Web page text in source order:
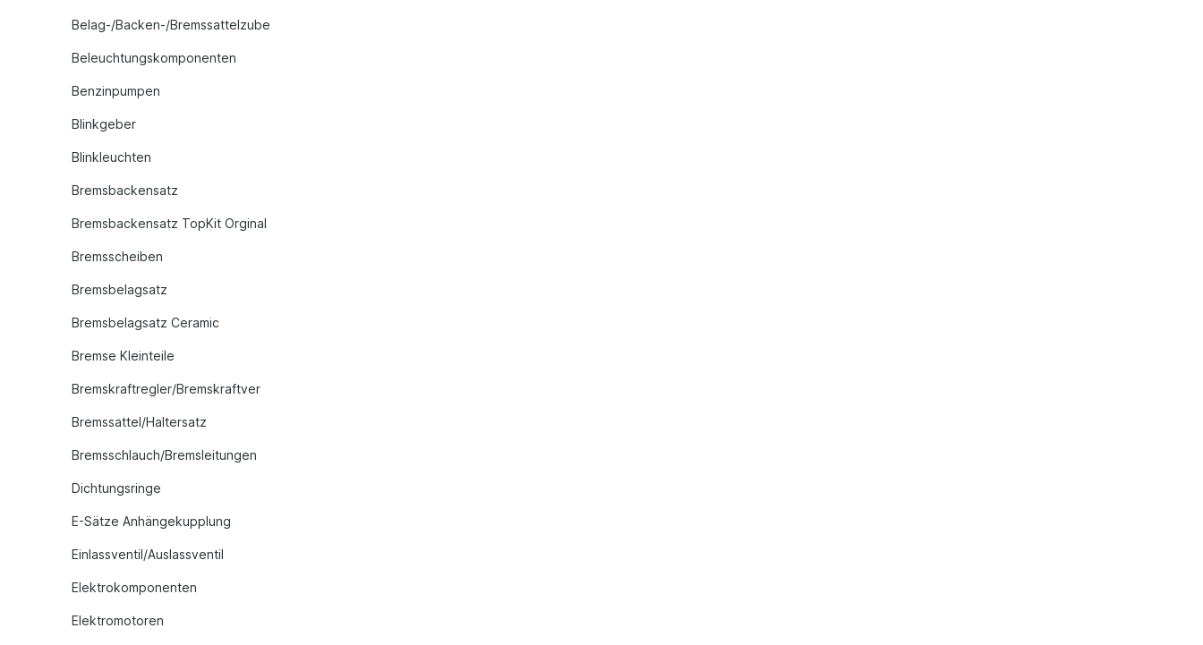
Belag-/Backen-/Bremssattelzube
Beleuchtungskomponenten
Benzinpumpen
Blinkgeber
Blinkleuchten
Bremsbackensatz
Bremsbackensatz TopKit Orginal
Bremsscheiben
Bremsbelagsatz
Bremsbelagsatz Ceramic
Bremse Kleinteile
Bremskraftregler/Bremskraftver
Bremssattel/Haltersatz
Bremsschlauch/Bremsleitungen
Dichtungsringe
E-Sätze Anhängekupplung
Einlassventil/Auslassventil
Elektrokomponenten
Elektromotoren